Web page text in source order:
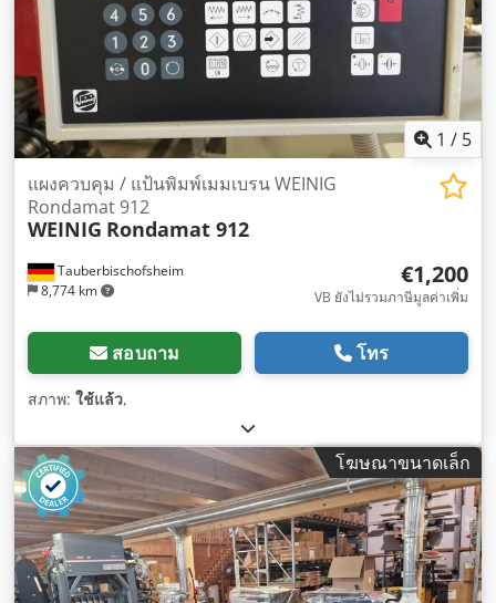
1 / 5
Tauberbischofsheim
8,774 km
แผงควบคุม / แป้นพิมพ์เมมเบรน WEINIG
Rondamat 912
WEINIG Rondamat 912
€1,200
VB ยังไม่รวมภาษีมูลค่าเพิ่ม
สอบถาม โทร
สภาพ: ใช้แล้ว,
โฆษณาขนาดเล็ก